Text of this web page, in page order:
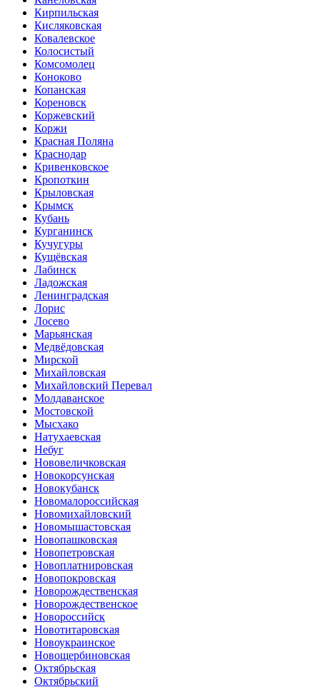
Кирпильская
Кисляковская
Ковалевское
Колосистый
Комсомолец
Коноково
Копанская
Кореновск
Коржевский
Коржи
Красная Поляна
Краснодар
Кривенковское
Кропоткин
Крыловская
Крымск
Кубань
Курганинск
Кучугуры
Кущёвская
Лабинск
Ладожская
Ленинградская
Лорис
Лосево
Марьянская
Медвёдовская
Мирской
Михайловская
Михайловский Перевал
Молдаванское
Мостовской
Мысхако
Натухаевская
Небуг
Нововеличковская
Новокорсунская
Новокубанск
Новомалороссийская
Новомихайловский
Новомышастовская
Новопашковская
Новопетровская
Новоплатнировская
Новопокровская
Новорождественская
Новорождественское
Новороссийск
Новотитаровская
Новоукраинское
Новощербиновская
Октябрьская
Октябрьский